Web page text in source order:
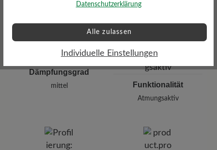
Dämpfungsgrad
mittel Funktionalität
Atmungsaktiv
Datenschutzerklärung
Alle zulassen
Individuelle Einstellungen